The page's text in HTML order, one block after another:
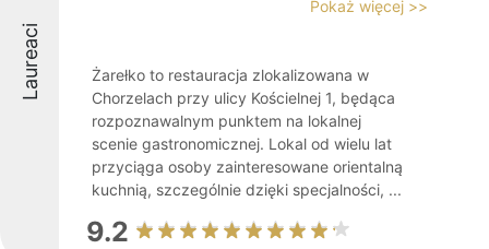
Laureaci
Pokaż więcej >>
Żarełko to restauracja zlokalizowana w
Chorzelach przy ulicy Kościelnej 1, będąca
rozpoznawalnym punktem na lokalnej
scenie gastronomicznej. Lokal od wielu lat
przyciąga osoby zainteresowane orientalną
kuchnią, szczególnie dzięki specjalności, ...
9.2